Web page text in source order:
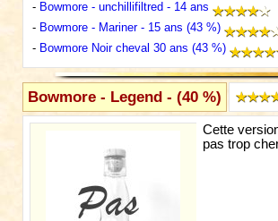
- Bowmore - unchillifiltred - 14 ans
- Bowmore - Mariner - 15 ans (43 %)
- Bowmore Noir cheval 30 ans (43 %)
Bowmore - Legend - (40 %)
Cette
pas trop